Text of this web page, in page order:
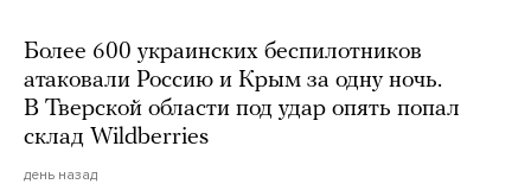
Более 600 украинских беспилотников
атаковали Россию и Крым за одну ночь.
В Тверской области под удар опять попал
склад Wildberries
день назад